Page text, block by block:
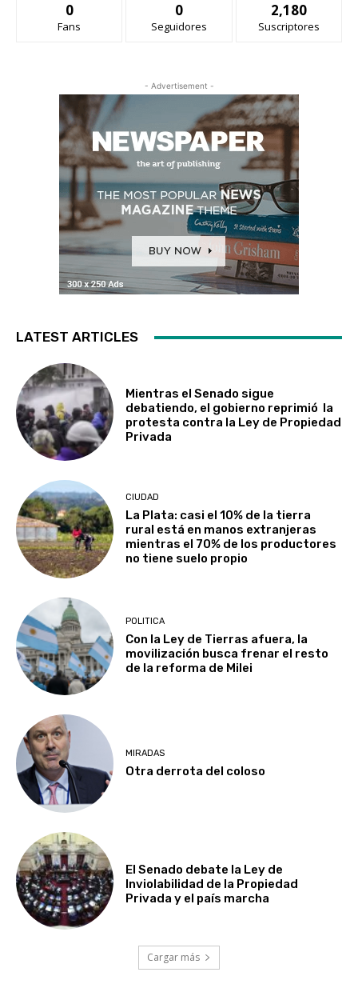
0
Fans
0
Seguidores
2,180
Suscriptores
- Advertisement -
LATEST ARTICLES
Mientras el Senado sigue
debatiendo, el gobierno reprimió la
protesta contra la Ley de Propiedad
Privada
CIUDAD
La Plata: casi el 10% de la tierra
rural está en manos extranjeras
mientras el 70% de los productores
no tiene suelo propio
POLITICA
Con la Ley de Tierras afuera, la
movilización busca frenar el resto
de la reforma de Milei
MIRADAS
Otra derrota del coloso
El Senado debate la Ley de
Inviolabilidad de la Propiedad
Privada y el país marcha
Cargar más